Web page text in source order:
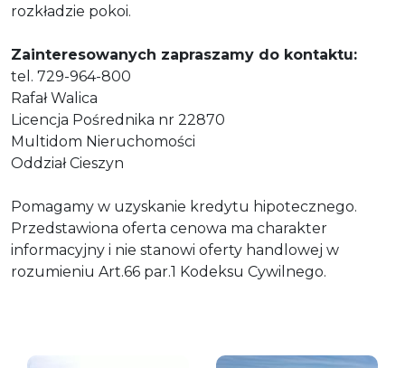
rozkładzie pokoi.
Zainteresowanych zapraszamy do kontaktu:
tel. 729-964-800
Rafał Walica
Licencja Pośrednika nr 22870
Multidom Nieruchomości
Oddział Cieszyn
Pomagamy w uzyskanie kredytu hipotecznego.
Przedstawiona oferta cenowa ma charakter
informacyjny i nie stanowi oferty handlowej w
rozumieniu Art.66 par.1 Kodeksu Cywilnego.